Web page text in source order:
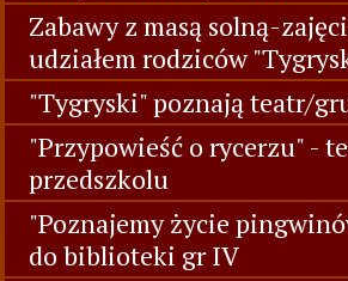
Zabawy z masą solną-
udziałem rodziców
"Tygryski" poznają teatr/
"Przypowieść o rycerzu" -
przedszkolu
"Poznajemy życie
do biblioteki gr IV